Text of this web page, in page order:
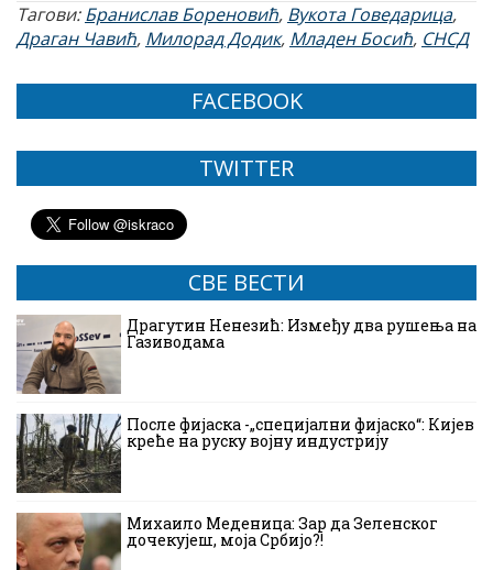
Тагови:Бранислав Бореновић, Вукота Говедарица,
Драган Чавић, Милорад Додик, Младен Босић, СНСД
FACEBOOK
TWITTER
СВЕ ВЕСТИ
Драгутин Ненезић: Између два рушења на
Газиводама
После фијаска -„специјални фијаско“: Кијев
креће на руску војну индустрију
Михаило Меденица: Зар да Зеленског
дочекујеш, моја Србијо?!